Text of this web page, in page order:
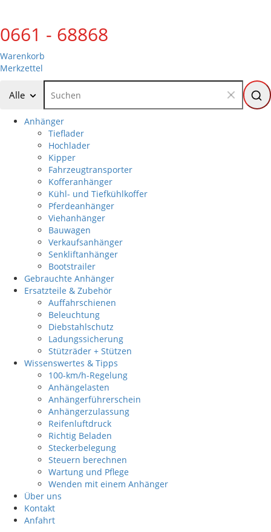
0661 - 68868
Warenkorb
Merkzettel
Alle
Anhänger
Tieflader
Hochlader
Kipper
Fahrzeugtransporter
Kofferanhänger
Kühl- und Tiefkühlkoffer
Pferdeanhänger
Viehanhänger
Bauwagen
Verkaufsanhänger
Senkliftanhänger
Bootstrailer
Gebrauchte Anhänger
Ersatzteile & Zubehör
Auffahrschienen
Beleuchtung
Diebstahlschutz
Ladungssicherung
Stützräder + Stützen
Wissenswertes & Tipps
100-km/h-Regelung
Anhängelasten
Anhängerführerschein
Anhängerzulassung
Reifenluftdruck
Richtig Beladen
Steckerbelegung
Steuern berechnen
Wartung und Pflege
Wenden mit einem Anhänger
Über uns
Kontakt
Anfahrt